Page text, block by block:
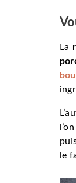
La
le